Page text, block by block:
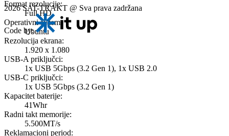
Format rezolucije:
Full HD
Operativni sistem:
Ubuntu
Rezolucija ekrana:
1.920 x 1.080
USB-A priključci:
1x USB 5Gbps (3.2 Gen 1), 1x USB 2.0
USB-C priključci:
1x USB 5Gbps (3.2 Gen 1)
Kapacitet baterije:
41Whr
Radni takt memorije:
5.500MT/s
Reklamacioni period:
2026 SAT-TRAKT @ Sva prava zadržana
Code by: